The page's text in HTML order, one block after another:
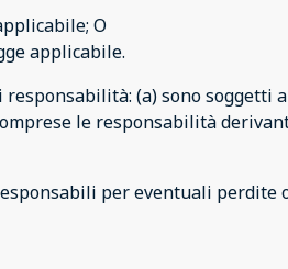
O
applicabile.
(a) sono soggetti
le responsabilità
per eventuali perdite